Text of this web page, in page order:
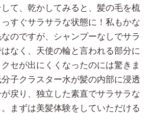
て、乾かしてみると、髪の毛を梳
すぐサラサラな状態に！私もかな
のですが、シャンプーなしでサラ
なく、天使の輪と言われる部分に
セが出にくくなったのには驚きま
子クラスター水が髪の内部に浸透
戻り、独立した素直でサラサラな
まずは美髪体験をしていただける